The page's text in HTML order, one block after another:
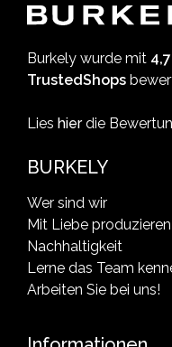
Burkely wurde mit
TrustedShops
Lies hierdie
BURKELY
Wer sind wir
Mit Liebe produzieren
Nachhaltigkeit
Lerne das Team
Arbeiten Sie bei uns!